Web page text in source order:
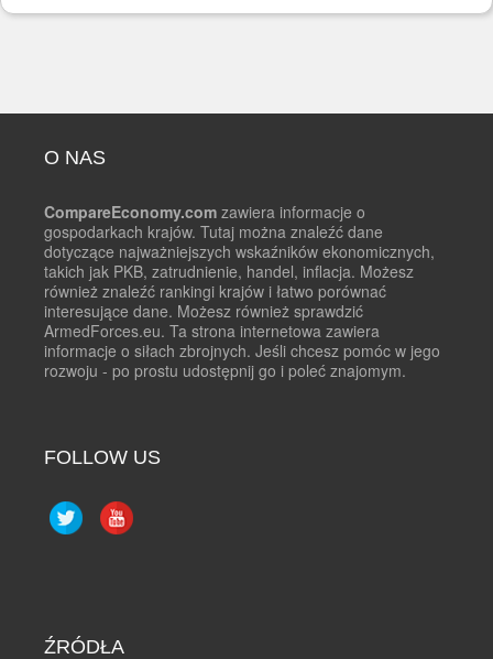
O NAS
CompareEconomy.com zawiera informacje o
gospodarkach krajów. Tutaj można znaleźć dane
dotyczące najważniejszych wskaźników ekonomicznych,
takich jak PKB, zatrudnienie, handel, inflacja. Możesz
również znaleźć rankingi krajów i łatwo porównać
interesujące dane. Możesz również sprawdzić
ArmedForces.eu. Ta strona internetowa zawiera
informacje o siłach zbrojnych. Jeśli chcesz pomóc w jego
rozwoju - po prostu udostępnij go i poleć znajomym.
FOLLOW US
ŹRÓDŁA